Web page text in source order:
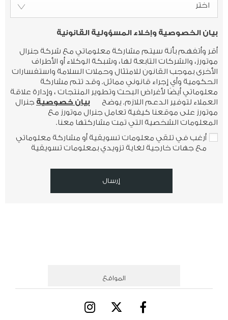
اختر
بيان الخصوصية وإخلاء المسؤولية القانونية
أقر وأتفهم بأنة سيتم مشاركة معلوماتي مع شركة جنرال
موتورز، والشركات التابعة لها، وشبكة الوكلاء أو الأطراف
الأخرى بموجب القانون للامتثال وحملات السلامة واستفسارات
الحكومية وأي إجراء قانوني مماثل. وقد تتم مشاركة
معلوماتي أيضًا لأغراض البحث وتطوير المنتجات ، وإدارة علاقة
العملاء لتوفير الدعم اللازم. يوضح
بيان خصوصية جنرال
موتورز على موقعنا كيفية تعامل جنرال موتورز مع
المعلومات الشخصية التي تمت مشاركتها معنا.
أرغب في تلقي معلومات تسويقية أو مشاركة معلوماتي
مع جهات خارجية لغاية تزويدي بمعلومات تسويقية
إرسال
المواقع